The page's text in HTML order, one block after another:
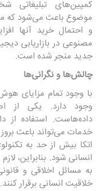
کمپین‌های تبلیغاتی
موضوع باعث می‌شود که
و احتمال خرید آنها
مصنوعی در بازاریابی
جدید منجر شده است.
چالش‌ها و نگرانی‌ها
با وجود تمام مزایای
وجود دارد. یکی از
داده‌هاست. استفاده از
خدمات می‌تواند باعث
اتکا بیش از حد به
به مسائل اخلاقی و
خلاقیت انسانی برقرار کنند.